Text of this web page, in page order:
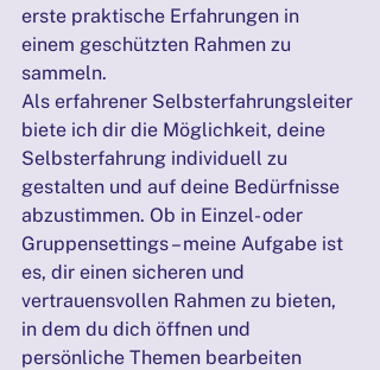
erste praktische Erfahrungen in
einem geschützten Rahmen zu
sammeln.
Als erfahrener Selbsterfahrungsleiter
biete ich dir die Möglichkeit, deine
Selbsterfahrung individuell zu
gestalten und auf deine Bedürfnisse
abzustimmen. Ob in Einzel- oder
Gruppensettings – meine Aufgabe ist
es, dir einen sicheren und
vertrauensvollen Rahmen zu bieten,
in dem du dich öffnen und
persönliche Themen bearbeiten